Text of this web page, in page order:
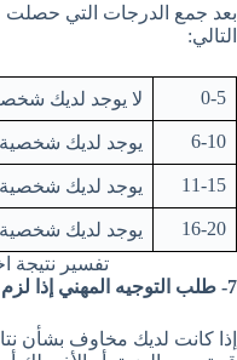
بعد جمع الدرجات التي حصلت
التالي:
0-5 لا يوجد لديك
6-10 يوجد لديك
11-15 يوجد لديك
16-20
يوجد لديك شخصية
تفسير نتيجة
7- طلب التوجيه المهني إذا لزم الأمر
إذا كانت لديك مخاوف بشأن